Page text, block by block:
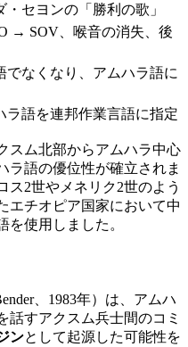
セヨンの「勝利の歌」
→ SOV、喉音の消失、後
でなくなり、アムハラ語に
ラ語を連邦作業言語に指定
スム北部からアムハラ中心
ラ語の優位性が確立されま
ス2世やメネリク2世のよう
エチオピア国家において中
使用しました。
、1983年）は、アムハ
話すアクスム兵士間のコミ
ンとして起源した可能性を